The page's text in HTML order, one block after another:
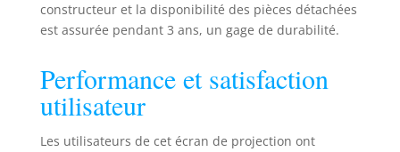
constructeur et la disponibilité des pièces détachées
est assurée pendant 3 ans, un gage de durabilité.
Performance et satisfaction
utilisateur
Les utilisateurs de cet écran de projection ont